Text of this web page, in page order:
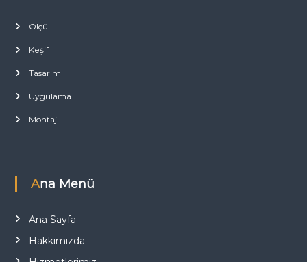
Ölçü
Keşif
Tasarım
Uygulama
Montaj
Ana Menü
Ana Sayfa
Hakkımızda